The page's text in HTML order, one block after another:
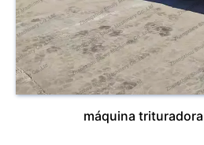
máquina